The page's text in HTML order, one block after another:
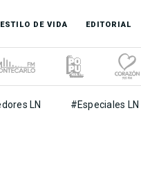
ESTILO DE VIDA EDITORIAL
LN #Especiales LN